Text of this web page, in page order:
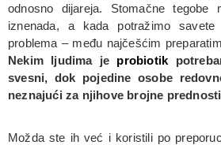
odnosno dijareja. Stomačne
iznenada, a kada potražimo
problema – među najčešćim
Nekim ljudima je probiotik
svesni, dok pojedine osobe
neznajući za njihove brojne prednosti
Možda ste ih već i koristili po